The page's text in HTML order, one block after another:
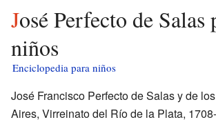
José Perfecto de Salas para
niños
Enciclopedia para niños
José Francisco Perfecto de Salas y de
Aires, Virreinato del Río de la Plata,